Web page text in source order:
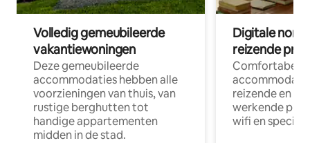
Volledig gemeubileerde
vakantiewoningen
Deze gemeubileerde
accommodaties hebben alle
voorzieningen van thuis, van
rustige berghutten tot
handige appartementen
midden in de stad.
Digitale
reizende
Comfortabele
reizende en
werkende
wifi en